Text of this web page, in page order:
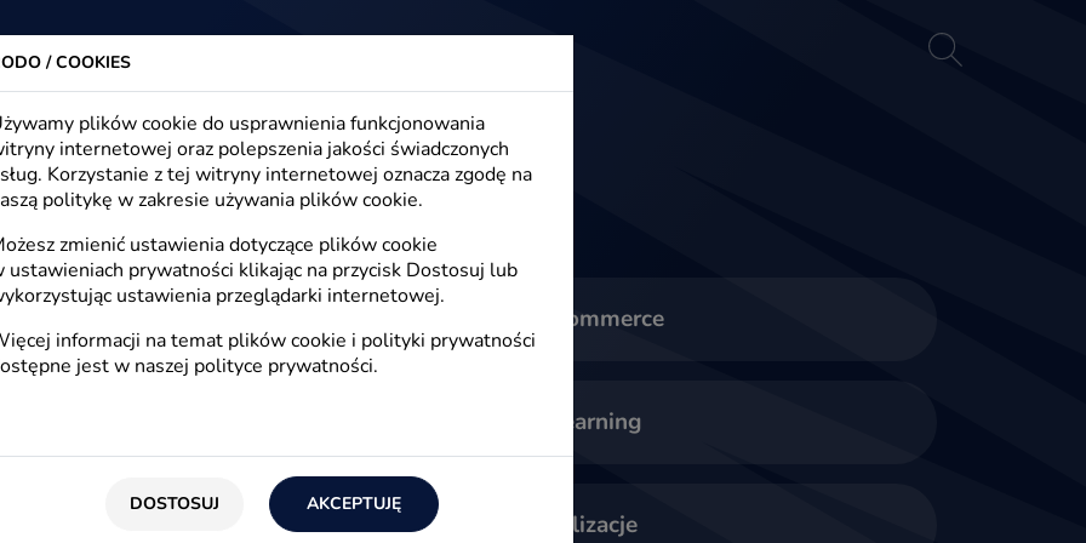
www, sklepy internetowe, e-marketing
blog
E-commerce
E-learning
Realizacje
/ COOKIES
plików cookie do usprawnienia funkcjonowania
internetowej oraz polepszenia jakości świadczonych
Korzystanie z tej witryny internetowej oznacza zgodę na
politykę w zakresie używania plików cookie.
zmienić ustawienia dotyczące plików cookie
ustawieniach prywatności klikając na przycisk Dostosuj lub
ustawienia przeglądarki internetowej.
informacji na temat plików cookie i polityki prywatności
jest w naszej polityce prywatności.
DOSTOSUJ AKCEPTUJĘ